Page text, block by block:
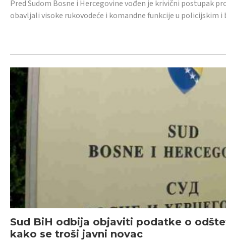
Pred Sudom Bosne i Hercegovine vođen je krivični postupak
obavljali visoke rukovodeće i komandne funkcije u policijskim
Sud BiH odbija objaviti podatke o
kako se troši javni novac